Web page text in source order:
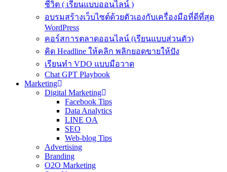
ชีวิต ( เรียนแบบออนไลน์ )
อบรมสร้างเว็บไซต์ด้วยตัวเองกับเครื่องมือที่ดีที่สุด
WordPress
คอร์สการตลาดออนไลน์ (เรียนแบบส่วนตัว)
คิด Headline ให้คลิก พลิกยอดขายให้ปัง
เรียนทำ VDO แบบมือวาด
Chat GPT Playbook
Marketing
Digital Marketing
Facebook Tips
Data Analytics
LINE OA
SEO
Web-blog Tips
Advertising
Branding
O2O Marketing